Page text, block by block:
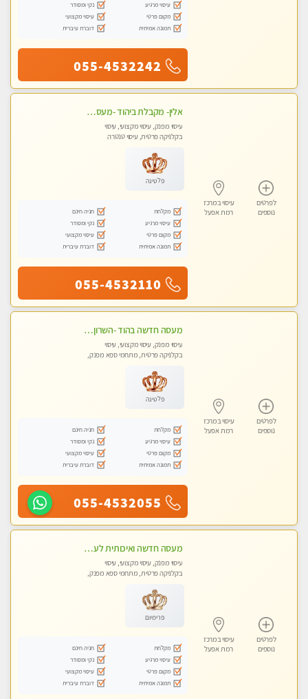
עיסוי מרגיע
נקי ומסודר
מקום פרטי
עיסוי מקצועי
תמונה אמיתית
דוברת עיברית
055-4532242
לפרטים
נוספים
עיסוי במרכז
רמת אפעל
אלין- מקבלת ביהוד -מעסה פרטית ואיכותית לבד ביהוד . עיסוי מפנק אצלי ביהוד
עיסוי מפנק, עיסוי מקצועי, עיסוי
בקלניקה פרטית, עיסוי טנטרה
פלטינה
מקלחת
חניה חינם
עיסוי מרגיע
נקי ומסודר
מקום פרטי
עיסוי מקצועי
תמונה אמיתית
דוברת עיברית
055-4532110
לפרטים
נוספים
עיסוי במרכז
רמת אפעל
מעסה חדשה בהוד -השרון -כל סוגי העיסויים מעסה מקצועית ואיכותית פרטי!!!מומלץ לחלוטין!!
עיסוי מפנק, עיסוי מקצועי, עיסוי
בקלניקה פרטית, מתחמי ספא מפנק,
פלטינה
מקלחת
חניה חינם
עיסוי מרגיע
נקי ומסודר
מקום פרטי
עיסוי מקצועי
תמונה אמיתית
דוברת עיברית
055-4532055
לפרטים
נוספים
עיסוי במרכז
רמת אפעל
מעסה חדשה ואיכותית לעיסוי מרגיע ומפנק VIP-מומלץ לחלוטין! פרטי! ​​​​​​ Highly recommended
עיסוי מפנק, עיסוי מקצועי, עיסוי
בקלניקה פרטית, מתחמי ספא מפנק,
פרימיום
מקלחת
חניה חינם
עיסוי מרגיע
נקי ומסודר
מקום פרטי
עיסוי מקצועי
תמונה אמיתית
דוברת עיברית